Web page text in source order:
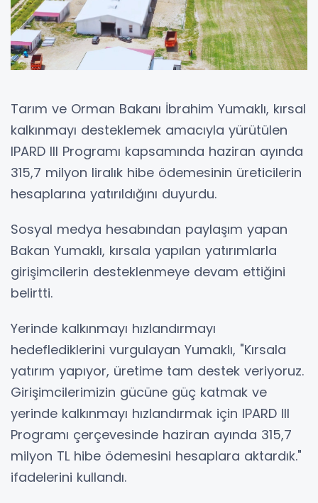
Tarım ve Orman Bakanı İbrahim Yumaklı, kırsal
kalkınmayı desteklemek amacıyla yürütülen
IPARD III Programı kapsamında haziran ayında
315,7 milyon liralık hibe ödemesinin üreticilerin
hesaplarına yatırıldığını duyurdu.
Sosyal medya hesabından paylaşım yapan
Bakan Yumaklı, kırsala yapılan yatırımlarla
girişimcilerin desteklenmeye devam ettiğini
belirtti.
Yerinde kalkınmayı hızlandırmayı
hedeflediklerini vurgulayan Yumaklı, "Kırsala
yatırım yapıyor, üretime tam destek veriyoruz.
Girişimcilerimizin gücüne güç katmak ve
yerinde kalkınmayı hızlandırmak için IPARD III
Programı çerçevesinde haziran ayında 315,7
milyon TL hibe ödemesini hesaplara aktardık."
ifadelerini kullandı.